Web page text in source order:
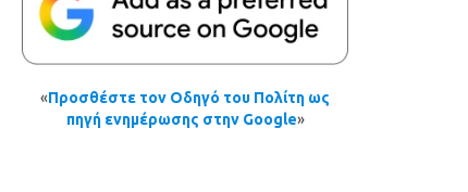
«Προσθέστε τον Οδηγό του Πολίτη ως
πηγή ενημέρωσης στην Google»